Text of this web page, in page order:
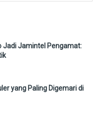
Jadi Jamintel Pengamat:
yang Paling Digemari di